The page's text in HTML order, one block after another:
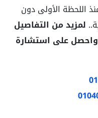
اللحظة الأولى دون
لمزيد من التفاصيل
واحصل على استشارة